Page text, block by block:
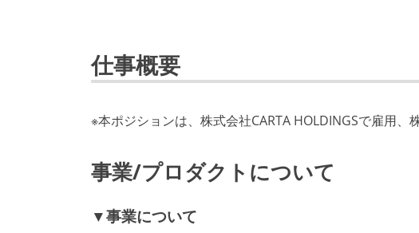
仕事概要
※本ポジションは、株式会社CARTA HOLDINGSで雇用
事業/プロダクトについて
▼事業について